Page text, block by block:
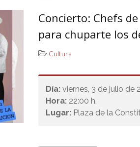
Concierto: Chefs
para chuparte los
Cultura
Día:viernes, 3 de julio de
Hora: 22:00 h.
Lugar: Plaza de la